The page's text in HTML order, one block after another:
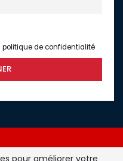
politique de confidentialité
pour améliorer votre